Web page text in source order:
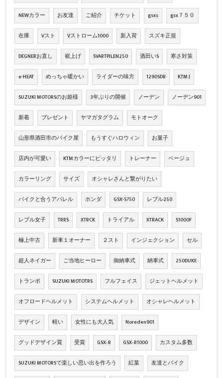
NEWカラー お友達 ご紹介 チケット gsxs gsx７５０
在庫 Vスト Vストローム1000 新入荷 スズキ正規
DEGNERお直し 裾上げ SVARTPILEN250 酒田いS 寒さ対策
e-HEAT めっちゃ暖かい ライダーの味方 1290SDR KTM J
SUZUKI MOTORSのお姫様 3年ぶりの開催 ノーデン ノーデン901
新着 プレゼント ヤマガタグラム モトオーク
山形県酒田市のバイク屋 もうすぐハロウィン お菓子
店内が可愛い KTMカラーにピッタリ トレーナー ベージュ
カラーリング サイズ オシャレさんと繋がりたい
バイクと合うアパレル ホンダ GSX-S750 レブル250
レブル女子 TRRS XTRCK トライアル XTRACK S1000F
極上中古 新車１オーナー ２スト インジェクション セル
超人ネイガー ご当地ヒーロー 御納車式 納車式 250DUKE
トランポ SUZUKI MOTOTRS フルフェイス ジェットヘルメット
オフロードヘルメット システムヘルメット オシャレヘルメット
デザイン 軽い 女性にも大人気 Noreden901
グッドデザイン賞 受賞 GSX‐R GSX‐R1000 カスタム多数
SUZUKI MOTORSで楽しい思い出を作ろう 紅葉 友達とバイク